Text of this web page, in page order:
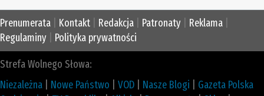
Prenumerata Kontakt Redakcja Patronaty Reklama
Regulaminy
Polityka prywatności
Strefa Wolnego Słowa:
Niezależna
Nowe Państwo VOD Nasze Blogi
Gazeta Polska